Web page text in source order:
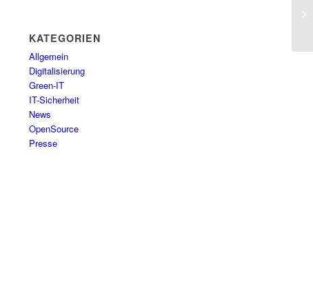
KATEGORIEN
Allgemein
Digitalisierung
Green-IT
IT-Sicherheit
News
OpenSource
Presse